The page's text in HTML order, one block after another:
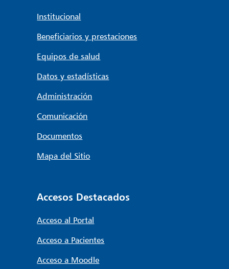
Institucional
Beneficiarios y prestaciones
Equipos de salud
Datos y estadísticas
Administración
Comunicación
Documentos
Mapa del Sitio
Accesos Destacados
Acceso al Portal
Acceso a Pacientes
Acceso a Moodle